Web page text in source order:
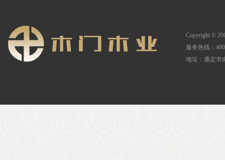
Copyright ©
服务热线：
地址：康定市